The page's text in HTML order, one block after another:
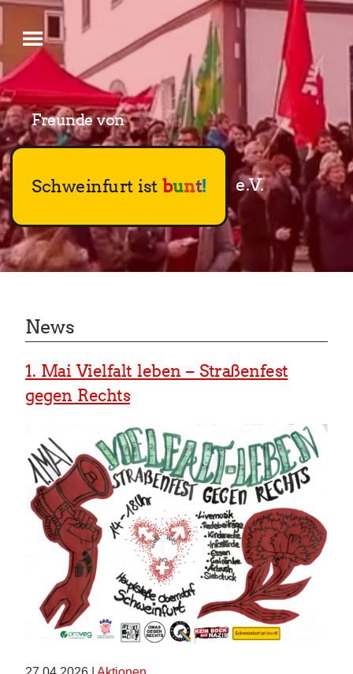
Schweinfurt istbunt!
News
1. Mai Vielfalt leben – Straßenfest
gegen Rechts